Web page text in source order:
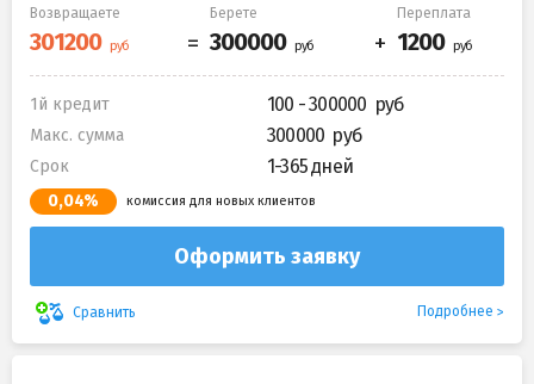
Возвращаете Берете Переплата
1й кредит 100 - 300000
Макс. сумма 300000
Срок 1-365 дней
0,04% комиссия для новых клиентов
Оформить заявку
Сравнить Подробнее